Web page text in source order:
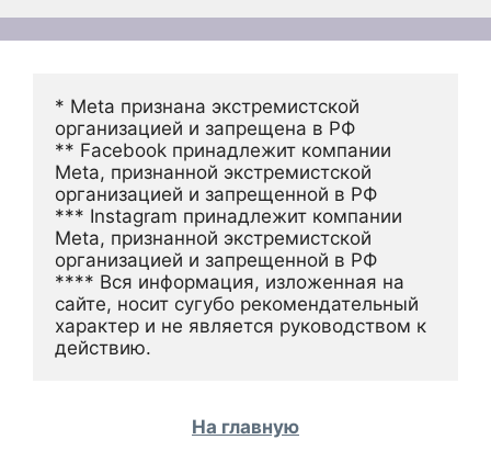
* Meta признана экстремистской
организацией и запрещена в РФ
** Facebook принадлежит компании
Meta, признанной экстремистской
организацией и запрещенной в РФ
*** Instagram принадлежит компании
Meta, признанной экстремистской
организацией и запрещенной в РФ
**** Вся информация, изложенная на
сайте, носит сугубо рекомендательный
характер и не является руководством к
действию.
На главную